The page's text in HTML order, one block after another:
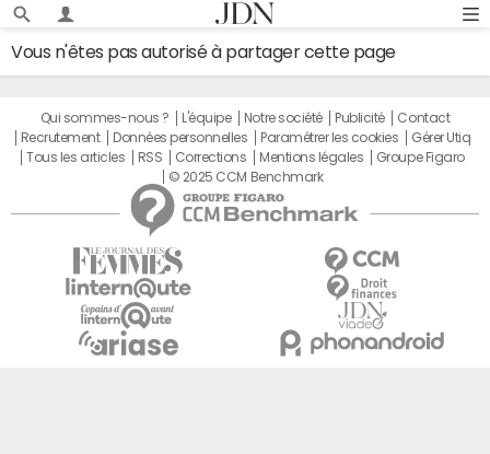
Vous n'êtes pas autorisé à partager cette page
Qui sommes-nous ? L'équipe Notre société Publicité
Contact
Recrutement
Données personnelles Paramétrer les cookies
Gérer Utiq
Tous les articles
RSS Corrections Mentions légales
Groupe Figaro
© 2025 CCM Benchmark